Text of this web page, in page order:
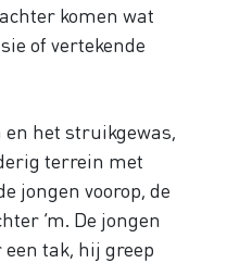
komen wat
of vertekende
het struikgewas,
terrein met
jongen voorop, de
’m. De jongen
tak, hij greep